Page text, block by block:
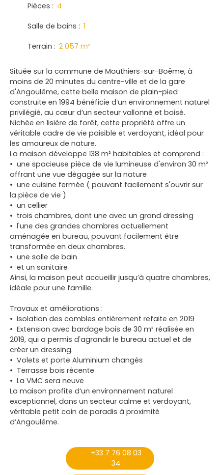
Pièces : 4
Salle de bains : 1
Terrain : 2 057 m²
Située sur la commune de Mouthiers-sur-Boëme, à
moins de 20 minutes du centre-ville et de la gare
d'Angoulême, cette belle maison de plain-pied
construite en 1994 bénéficie d’un environnement naturel
privilégié, au cœur d’un secteur vallonné et boisé.
Nichée en lisière de forêt, cette propriété offre un
véritable cadre de vie paisible et verdoyant, idéal pour
les amoureux de nature.
La maison développe 138 m² habitables et comprend :
une spacieuse pièce de vie lumineuse d'environ 30 m²
offrant une vue dégagée sur la nature
une cuisine fermée ( pouvant facilement s'ouvrir sur
la pièce de vie )
un cellier
trois chambres, dont une avec un grand dressing
l'une des grandes chambres actuellement
aménagée en bureau, pouvant facilement être
transformée en deux chambres.
une salle de bain
et un sanitaire
Ainsi, la maison peut accueillir jusqu’à quatre chambres,
idéale pour une famille.
Travaux et améliorations :
Isolation des combles entièrement refaite en 2019
Extension avec bardage bois de 30 m² réalisée en
2019, qui a permis d'agrandir le bureau actuel et de
créer un dressing.
Volets et porte Aluminium changés
Terrasse bois récente
La VMC sera neuve
La maison profite d’un environnement naturel
exceptionnel, dans un secteur calme et verdoyant,
véritable petit coin de paradis à proximité
d’Angoulême.
+33 7 76 08 03
34